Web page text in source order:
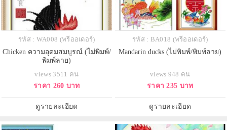
รหัส : WA008 (พรีออเดอร์)
Chicken ความอุดมสมบูรณ์ (ไม่พิมพ์/
พิมพ์ลาย)
views 3511 คน
ราคา 260 บาท
ดูรายละเอียด
รหัส : BA018 (พรีออเดอร์)
Mandarin ducks (ไม่พิมพ์/พิมพ์ลาย)
views 948 คน
ราคา 235 บาท
ดูรายละเอียด